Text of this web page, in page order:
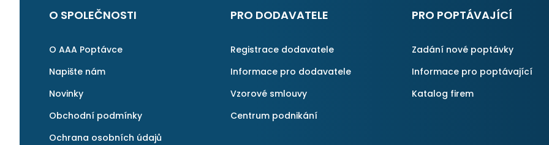
najít rychlé řešení. Vše proběhlo
znovu.
O SPOLEČNOSTI
O AAA Poptávce
Napište nám
Novinky
Obchodní podmínky
Ochrana osobních údajů
PRO DODAVATELE
Registrace dodavatele
Informace pro dodavatele
Vzorové smlouvy
Centrum podnikání
PRO POPTÁVAJÍCÍ
Zadání nové poptávky
Informace pro poptávající
Katalog firem